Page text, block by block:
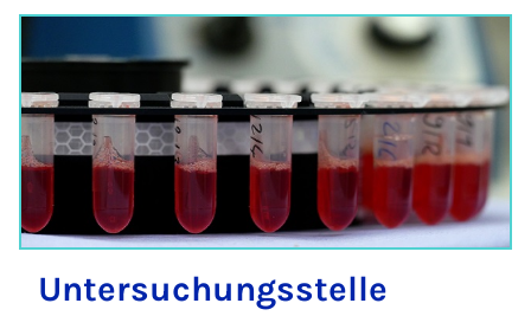
Un­ter­su­chungs­stel­le